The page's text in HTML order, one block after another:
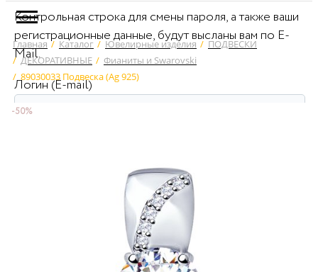
Главная / Каталог / Ювелирные изделия / ПОДВЕСКИ
/ ДЕКОРАТИВНЫЕ / Фианиты и Swarovski
/ 89030033 Подвеска (Ag 925)
-50%
Контрольная строка для смены пароля, а также ваши
регистрационные данные, будут высланы вам по E-
Mail.
Логин (E-mail)